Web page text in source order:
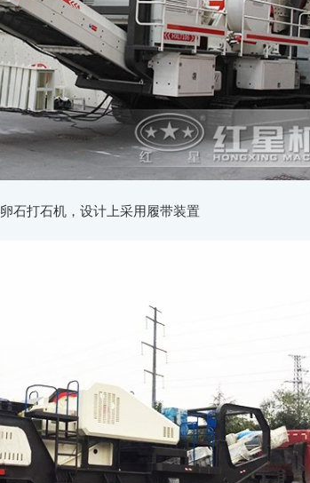
石打石机，设计上采用履带装置